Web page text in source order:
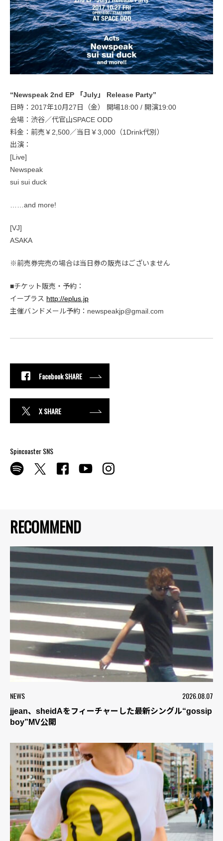
RECOMMEND
NEWS 2026.08.07
jjean、sheidAをフィーチャーした最新シングル“gossip
boy”MV公開
“Newspeak 2nd EP 「July」 Release Party”
日時：2017年10月27日（金） 開場18:00 / 開演19:00
会場：渋谷／代官山SPACE ODD
料金：前売￥2,500／当日￥3,000（1Drink代別）
出演：
[Live]
Newspeak
sui sui duck
……and more!
[VJ]
ASAKA
※前売券完売の場合は当日券の販売はございません
■チケット販売・予約：
イープラス http://eplus.jp
主催バンドメール予約：newspeakjp@gmail.com
Facebook SHARE
X SHARE
Spincoaster SNS